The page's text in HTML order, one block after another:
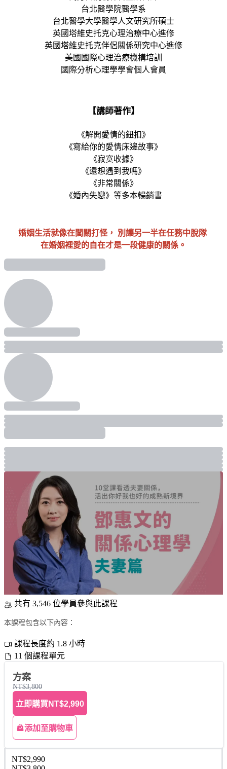
台北醫學院醫學系
台北醫學大學醫學人文研究所碩士
英國塔維史托克心理治療中心進修
英國塔維史托克伴侶關係研究中心進修
美國國際心理治療機構培訓
國際分析心理學學會個人會員
【講師著作】
《解開愛情的鈕扣》
《寫給你的愛情床邊故事》
《寂寞收據》
《還想遇到我嗎》
《非常關係》
《婚內失戀》等多本暢銷書
婚姻生活就像在闖關打怪， 別讓另一半在任務中脫隊
在婚姻裡愛的自在才是一段健康的關係。
共有 3,546 位學員參與此課程
本課程包含以下內容：
課程長度約 1.8 小時
11 個課程單元
方案
NT$3,800
立即購買 NT$2,990
添加至購物車
NT$2,990